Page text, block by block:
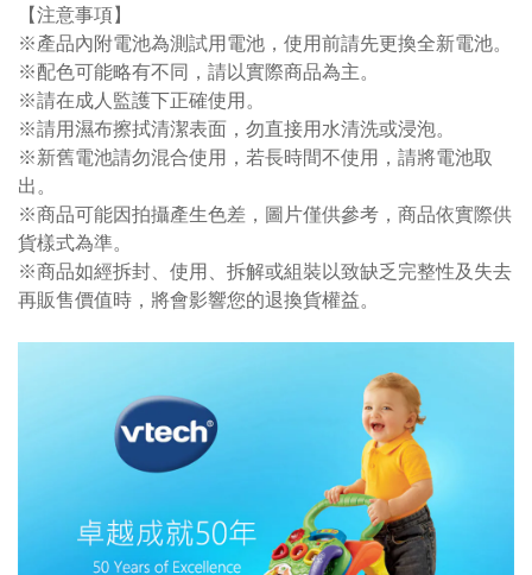
【注意事項】
※產品內附電池為測試用電池，使用前請先更換全新電池。
※配色可能略有不同，請以實際商品為主。
※請在成人監護下正確使用。
※請用濕布擦拭清潔表面，勿直接用水清洗或浸泡。
※新舊電池請勿混合使用，若長時間不使用，請將電池取
出。
※商品可能因拍攝產生色差，圖片僅供參考，商品依實際供
貨樣式為準。
※商品如經拆封、使用、拆解或組裝以致缺乏完整性及失去
再販售價值時，將會影響您的退換貨權益。